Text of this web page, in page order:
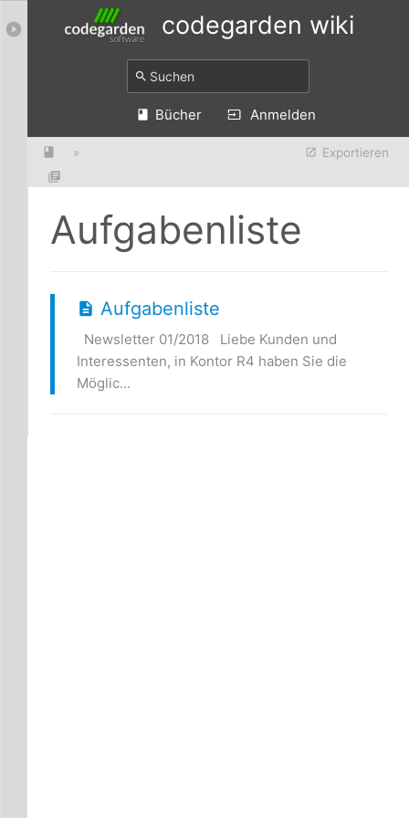
codegarden wiki
Bücher Anmelden
» Exportieren
Aufgabenliste
Aufgabenliste
Newsletter 01/2018 Liebe Kunden und
Interessenten, in Kontor R4 haben Sie die
Möglic...